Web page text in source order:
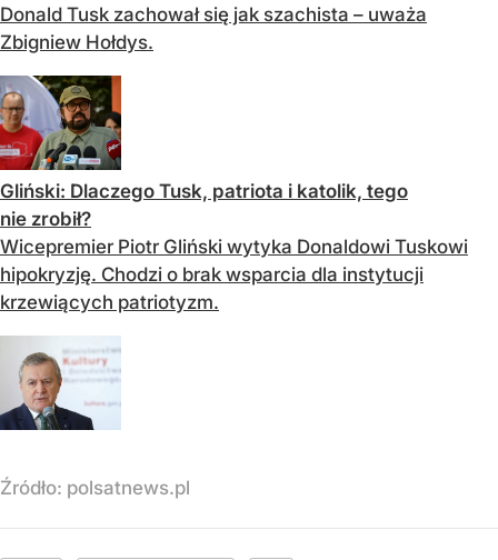
Donald Tusk zachował się jak szachista – uważa
Zbigniew Hołdys.
Gliński: Dlaczego Tusk, patriota i katolik, tego
nie zrobił?
Wicepremier Piotr Gliński wytyka Donaldowi Tuskowi
hipokryzję. Chodzi o brak wsparcia dla instytucji
krzewiących patriotyzm.
Źródło: polsatnews.pl